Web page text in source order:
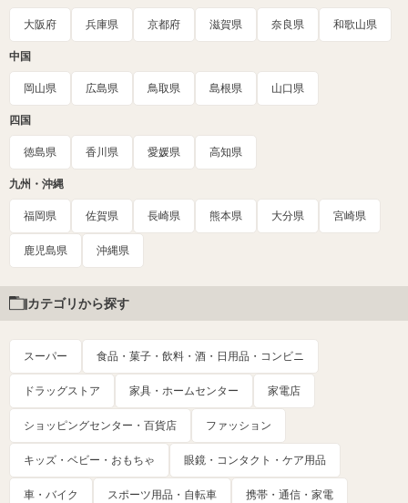
大阪府 兵庫県 京都府 滋賀県 奈良県 和歌山県
中国
岡山県 広島県 鳥取県 島根県 山口県
四国
徳島県 香川県 愛媛県 高知県
九州・沖縄
福岡県 佐賀県 長崎県 熊本県 大分県 宮崎県
鹿児島県 沖縄県
カテゴリから探す
スーパー 食品・菓子・飲料・酒・日用品・コンビニ
ドラッグストア 家具・ホームセンター 家電店
ショッピングセンター・百貨店 ファッション
キッズ・ベビー・おもちゃ 眼鏡・コンタクト・ケア用品
車・バイク スポーツ用品・自転車 携帯・通信・家電